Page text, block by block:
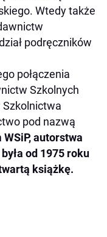
Wtedy także
podręczników
połączenia
Szkolnych
pod nazwą
WSiP, autorstwa
od 1975 roku
książkę.